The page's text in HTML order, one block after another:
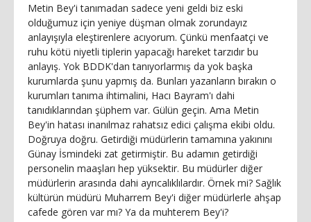
Metin Bey'i tanımadan sadece yeni geldi biz eski
olduğumuz için yeniye düşman olmak zorundayız
anlayışıyla eleştirenlere acıyorum. Çünkü menfaatçi ve
ruhu kötü niyetli tiplerin yapacağı hareket tarzıdır bu
anlayış. Yok BDDK'dan tanıyorlarmış da yok başka
kurumlarda şunu yapmış da. Bunları yazanların bırakın o
kurumları tanıma ihtimalini, Hacı Bayram'ı dahi
tanıdıklarından şüphem var. Gülün geçin. Ama Metin
Bey'in hatası inanılmaz rahatsız edici çalışma ekibi oldu.
Doğruya doğru. Getirdiği müdürlerin tamamına yakınını
Günay İsmindeki zat getirmiştir. Bu adamın getirdiği
personelin maaşları hep yüksektir. Bu müdürler diğer
müdürlerin arasında dahi ayrıcalıklılardır. Örnek mi? Sağlık
kültürün müdürü Muharrem Bey'i diğer müdürlerle ahşap
cafede gören var mı? Ya da muhterem Bey'i?